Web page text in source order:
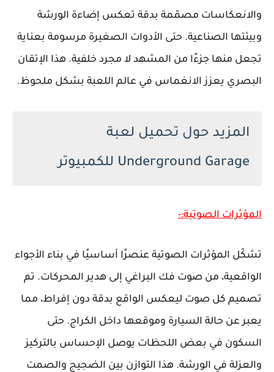
والانعكاسات مصمّمة بدقة تعكس إضاءة الورشة
وبيئتها الصناعية. حتى الأدوات الصغيرة مرسومة بعناية
تجعل منها جزءًا من المشهد لا مجرد خلفية. هذا الإتقان
البصري يعزز الانغماس في عالم اللعبة بشكل ملحوظ.
المزيد حول تحميل لعبة
Underground Garage للكمبيوتر
المؤثرات الصوتية:-
تشكّل المؤثرات الصوتية عنصرًا أساسيًا في بناء الأجواء
الواقعية، من صوت فك البراغي إلى هدير المحركات. تم
تصميم كل صوت ليعكس الواقع بدقة دون إفراط، مما
يعبر عن حالة السيارة وموقعها داخل الكراج. حتى
السكون في بعض اللحظات يوصل الإحساس بالتركيز
والعزلة في الورشة. هذا التوازن بين الضجيج والصمت